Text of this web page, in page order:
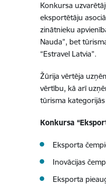
Konkursa
eksportētāju
zinātnieku
Nauda”, bet
“Estravel Latvia”.
Žūrija vērtēja
vērtību, kā arī
tūrisma
Konkursa
Eksporta
Inovācijas
Eksporta